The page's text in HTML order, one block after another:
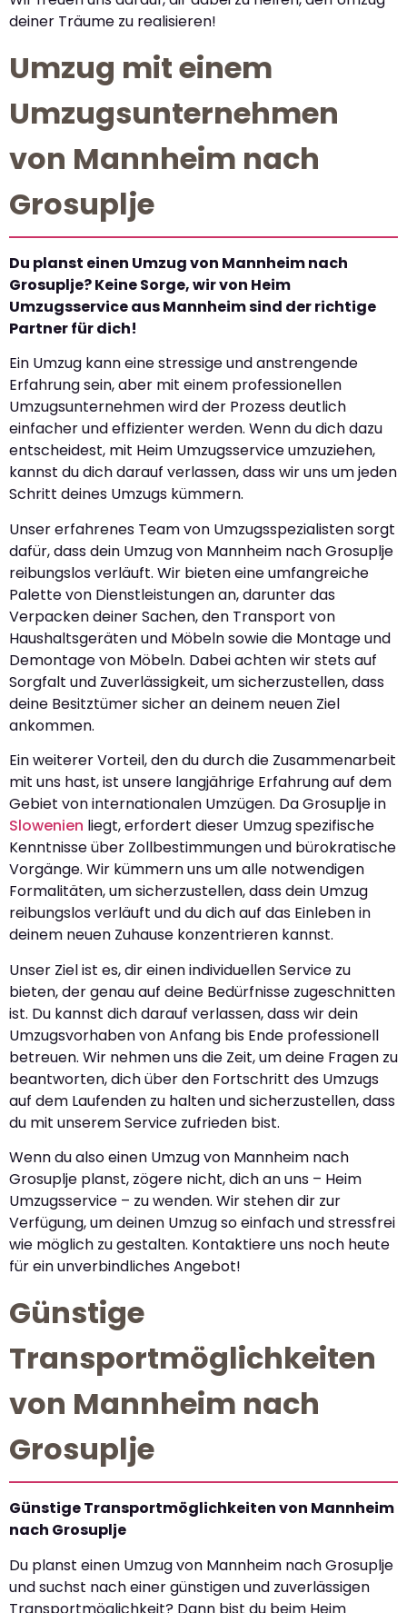
deiner Träume zu realisieren!
Umzug mit einem
Umzugsunternehmen
von Mannheim nach
Grosuplje
Du planst einen Umzug von Mannheim nach
Grosuplje? Keine Sorge, wir von Heim
Umzugsservice aus Mannheim sind der richtige
Partner für dich!
Ein Umzug kann eine stressige und anstrengende
Erfahrung sein, aber mit einem professionellen
Umzugsunternehmen wird der Prozess deutlich
einfacher und effizienter werden. Wenn du dich dazu
entscheidest, mit Heim Umzugsservice umzuziehen,
kannst du dich darauf verlassen, dass wir uns um jeden
Schritt deines Umzugs kümmern.
Unser erfahrenes Team von Umzugsspezialisten sorgt
dafür, dass dein Umzug von Mannheim nach Grosuplje
reibungslos verläuft. Wir bieten eine umfangreiche
Palette von Dienstleistungen an, darunter das
Verpacken deiner Sachen, den Transport von
Haushaltsgeräten und Möbeln sowie die Montage und
Demontage von Möbeln. Dabei achten wir stets auf
Sorgfalt und Zuverlässigkeit, um sicherzustellen, dass
deine Besitztümer sicher an deinem neuen Ziel
ankommen.
Ein weiterer Vorteil, den du durch die Zusammenarbeit
mit uns hast, ist unsere langjährige Erfahrung auf dem
Gebiet von internationalen Umzügen. Da Grosuplje in
Slowenien liegt, erfordert dieser Umzug spezifische
Kenntnisse über Zollbestimmungen und bürokratische
Vorgänge. Wir kümmern uns um alle notwendigen
Formalitäten, um sicherzustellen, dass dein Umzug
reibungslos verläuft und du dich auf das Einleben in
deinem neuen Zuhause konzentrieren kannst.
Unser Ziel ist es, dir einen individuellen Service zu
bieten, der genau auf deine Bedürfnisse zugeschnitten
ist. Du kannst dich darauf verlassen, dass wir dein
Umzugsvorhaben von Anfang bis Ende professionell
betreuen. Wir nehmen uns die Zeit, um deine Fragen zu
beantworten, dich über den Fortschritt des Umzugs
auf dem Laufenden zu halten und sicherzustellen, dass
du mit unserem Service zufrieden bist.
Wenn du also einen Umzug von Mannheim nach
Grosuplje planst, zögere nicht, dich an uns – Heim
Umzugsservice – zu wenden. Wir stehen dir zur
Verfügung, um deinen Umzug so einfach und stressfrei
wie möglich zu gestalten. Kontaktiere uns noch heute
für ein unverbindliches Angebot!
Günstige
Transportmöglichkeiten
von Mannheim nach
Grosuplje
Günstige Transportmöglichkeiten von Mannheim
nach Grosuplje
Du planst einen Umzug von Mannheim nach Grosuplje
und suchst nach einer günstigen und zuverlässigen
Transportmöglichkeit? Dann bist du beim Heim